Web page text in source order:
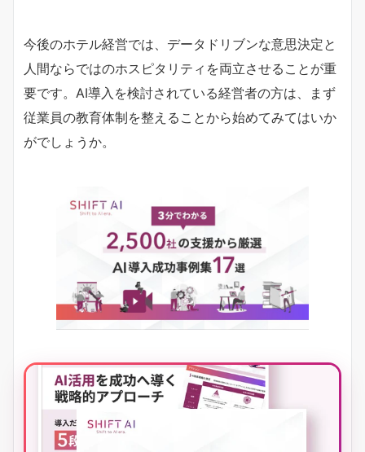
今後のホテル経営では、データドリブンな意思決定と
人間ならではのホスピタリティを両立させることが重
要です。AI導入を検討されている経営者の方は、まず
従業員の教育体制を整えることから始めてみてはいか
がでしょうか。